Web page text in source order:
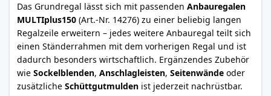
Das Grundregal lässt sich mit passenden Anbauregalen
MULTIplus150 (Art.-Nr. 14276) zu einer beliebig langen
Regalzeile erweitern – jedes weitere Anbauregal teilt sich
einen Ständerrahmen mit dem vorherigen Regal und ist
dadurch besonders wirtschaftlich. Ergänzendes Zubehör
wie Sockelblenden, Anschlagleisten, Seitenwände oder
zusätzliche Schüttgutmulden ist jederzeit nachrüstbar.